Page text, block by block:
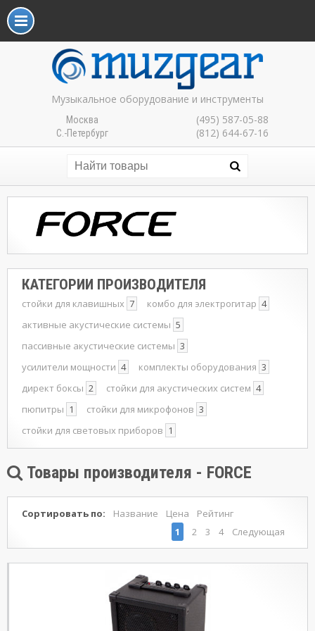
Музыкальное оборудование и инструменты
Москва (495) 587-05-88
С.-Петербург (812) 644-67-16
КАТЕГОРИИ ПРОИЗВОДИТЕЛЯ
стойки для клавишных 7 комбо для электрогитар 4
активные акустические системы 5
пассивные акустические системы 3
усилители мощности 4 комплекты оборудования 3
директ боксы 2 стойки для акустических систем 4
пюпитры 1 стойки для микрофонов 3
стойки для световых приборов 1
Товары производителя - FORCE
Сортировать по: Название Цена
Рейтинг
1
2 3 4 Следующая